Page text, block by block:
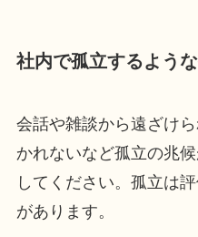
社内で孤立するよう
会話や雑談から遠ざけ
かれないなど孤立の兆
してください。孤立は
があります。